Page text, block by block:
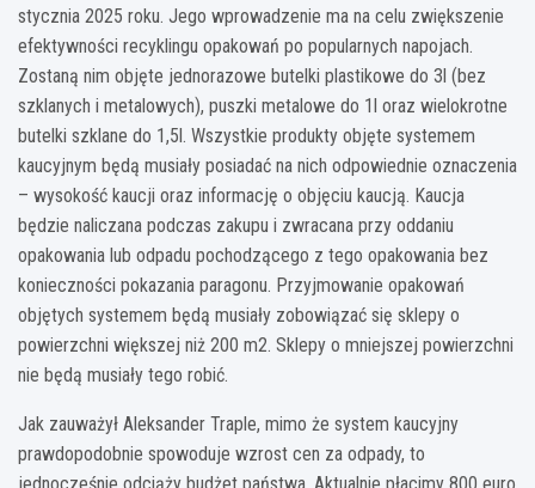
stycznia 2025 roku. Jego wprowadzenie ma na celu zwiększenie
efektywności recyklingu opakowań po popularnych napojach.
Zostaną nim objęte jednorazowe butelki plastikowe do 3l (bez
szklanych i metalowych), puszki metalowe do 1l oraz wielokrotne
butelki szklane do 1,5l. Wszystkie produkty objęte systemem
kaucyjnym będą musiały posiadać na nich odpowiednie oznaczenia
– wysokość kaucji oraz informację o objęciu kaucją. Kaucja
będzie naliczana podczas zakupu i zwracana przy oddaniu
opakowania lub odpadu pochodzącego z tego opakowania bez
konieczności pokazania paragonu. Przyjmowanie opakowań
objętych systemem będą musiały zobowiązać się sklepy o
powierzchni większej niż 200 m2. Sklepy o mniejszej powierzchni
nie będą musiały tego robić.
Jak zauważył Aleksander Traple, mimo że system kaucyjny
prawdopodobnie spowoduje wzrost cen za odpady, to